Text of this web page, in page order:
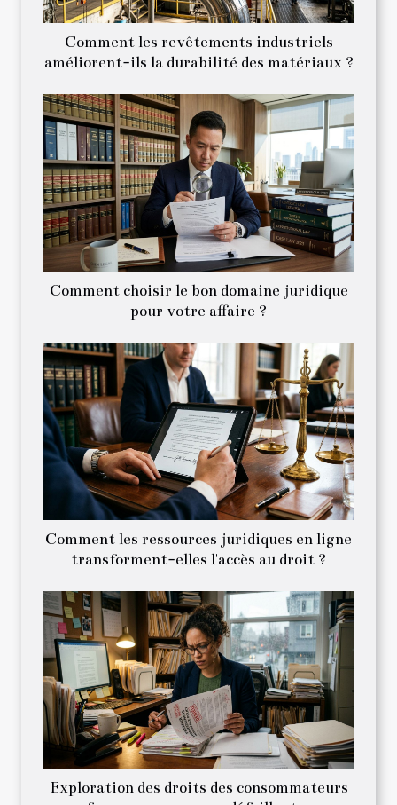
Comment les revêtements industriels
améliorent-ils la durabilité des matériaux ?
Comment choisir le bon domaine juridique
pour votre affaire ?
Comment les ressources juridiques en ligne
transforment-elles l'accès au droit ?
Exploration des droits des consommateurs